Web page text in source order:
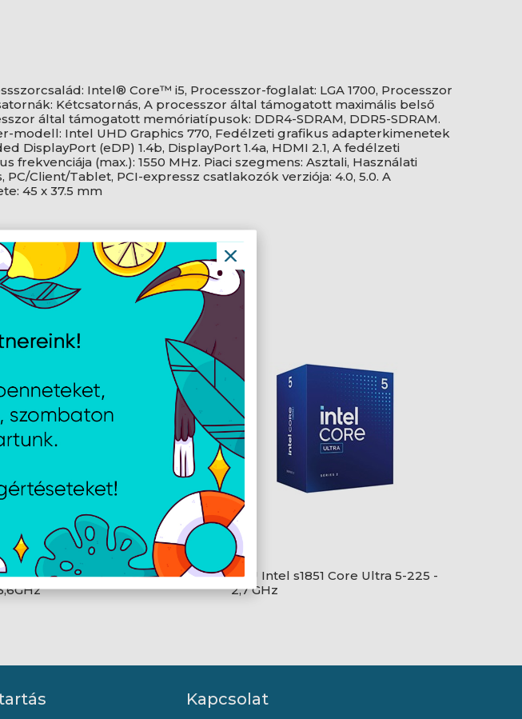
Intel® Core™ i5, Processzor-foglalat: LGA 1700, Processzor
Kétcsatornás, A processzor által támogatott maximális belső
által támogatott memóriatípusok: DDR4-SDRAM, DDR5-SDRAM.
modell: Intel UHD Graphics 770, Fedélzeti grafikus adapterkimenetek
DisplayPort (eDP) 1.4b, DisplayPort 1.4a, HDMI 2.1, A fedélzeti
frekvenciája (max.): 1550 MHz. Piaci szegmens: Asztali, Használati
Client/Tablet, PCI-expressz csatlakozók verziója: 4.0, 5.0. A
45 x 37.5 mm
AM4 Ryzen 5 5600GT -
CPU Intel s1851 Core Ultra 5-225 -
2,7 GHz
Kapcsolat